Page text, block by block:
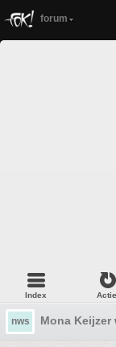
forum
Index
nws Mona Keijzer